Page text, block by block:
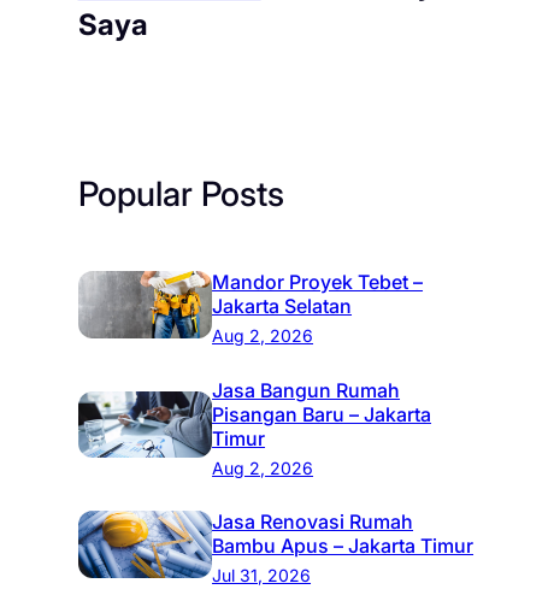
Saya
Popular Posts
Mandor Proyek Tebet –
Jakarta Selatan
Aug 2, 2026
Jasa Bangun Rumah
Pisangan Baru – Jakarta
Timur
Aug 2, 2026
Jasa Renovasi Rumah
Bambu Apus – Jakarta Timur
Jul 31, 2026